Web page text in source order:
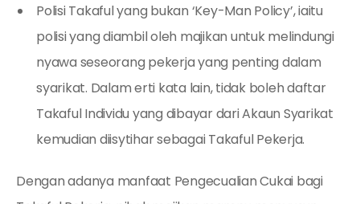
Polisi Takaful yang bukan ‘Key-Man Policy’, iaitu
polisi yang diambil oleh majikan untuk melindungi
nyawa seseorang pekerja yang penting dalam
syarikat. Dalam erti kata lain, tidak boleh daftar
Takaful Individu yang dibayar dari Akaun Syarikat
kemudian diisytihar sebagai Takaful Pekerja.
Dengan adanya manfaat Pengecualian Cukai bagi